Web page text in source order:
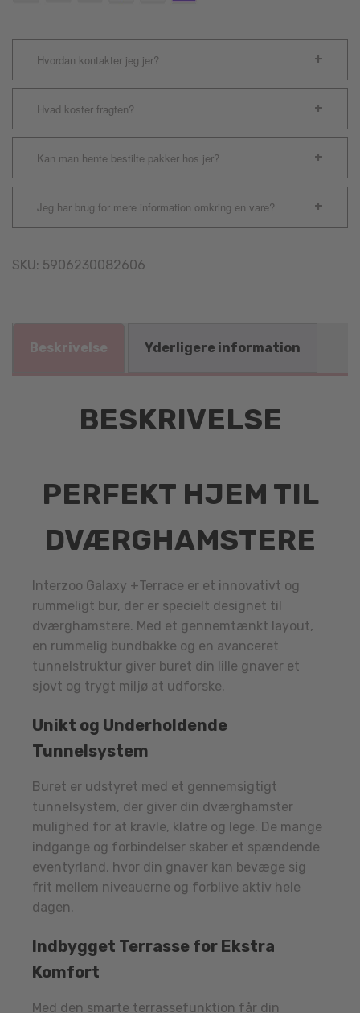
Hvordan kontakter jeg jer?
Hvad koster fragten?
Kan man hente bestilte pakker hos jer?
Jeg har brug for mere information omkring en vare?
SKU: 5906230082606
Beskrivelse Yderligere information
BESKRIVELSE
PERFEKT HJEM TIL
DVÆRGHAMSTERE
Interzoo Galaxy +Terrace er et innovativt og
rummeligt bur, der er specielt designet til
dværghamstere. Med et gennemtænkt layout,
en rummelig bundbakke og en avanceret
tunnelstruktur giver buret din lille gnaver et
sjovt og trygt miljø at udforske.
Unikt og Underholdende
Tunnelsystem
Buret er udstyret med et gennemsigtigt
tunnelsystem, der giver din dværghamster
mulighed for at kravle, klatre og lege. De mange
indgange og forbindelser skaber et spændende
eventyrland, hvor din gnaver kan bevæge sig
frit mellem niveauerne og forblive aktiv hele
dagen.
Indbygget Terrasse for Ekstra
Komfort
Med den smarte terrassefunktion får din